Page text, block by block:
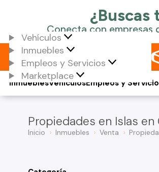
Vehículos
Inmuebles
Empleos y Servicios
Marketplace
Vehículos
Inmuebles Empleos y
Propiedades en Islas en
Inicio Inmuebles Venta